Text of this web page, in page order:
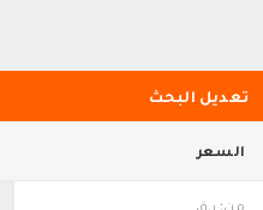
تعديل البحث
السعر